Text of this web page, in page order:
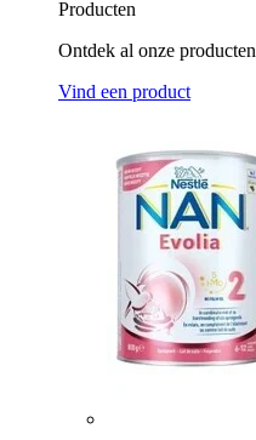
Producten
Ontdek al onze producten
Vind een product